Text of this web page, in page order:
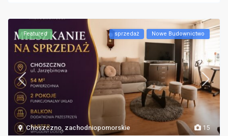
15
Choszczno, zachodniopomorskie
Featured sprzedaż Nowe Budownictwo